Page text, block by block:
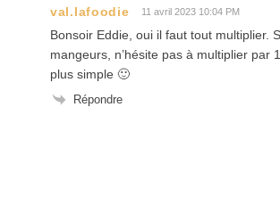
val.lafoodie 11 avril 2023 10:04 PM
Bonsoir Eddie, oui il faut tout multiplier.
mangeurs, n’hésite pas à multiplier par
plus simple 🙂
Répondre